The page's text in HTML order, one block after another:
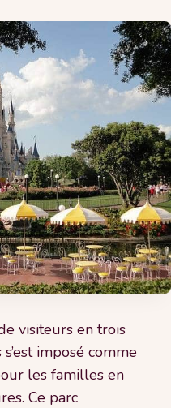
visiteurs en trois
imposé comme
les familles en
Ce parc